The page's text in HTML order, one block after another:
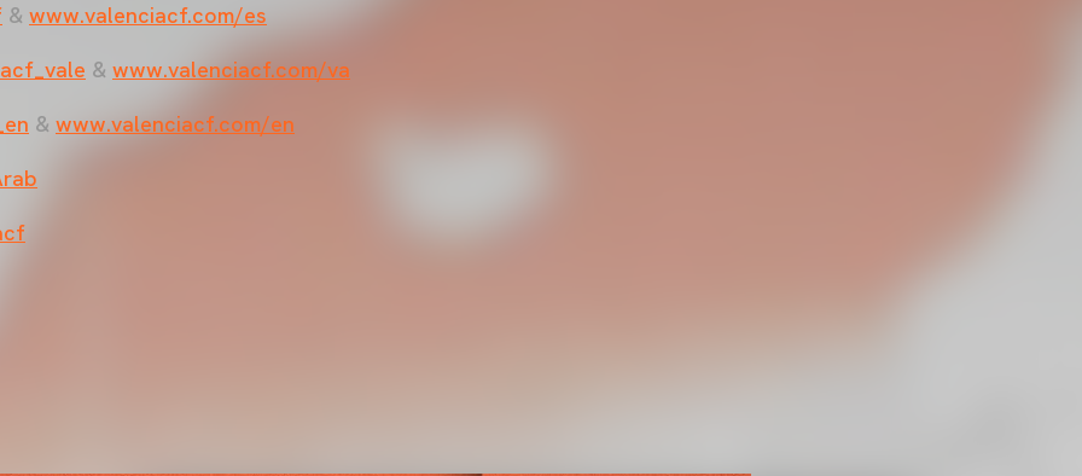
& www.valenciacf.com/es
& www.valenciacf.com/va
& www.valenciacf.com/en